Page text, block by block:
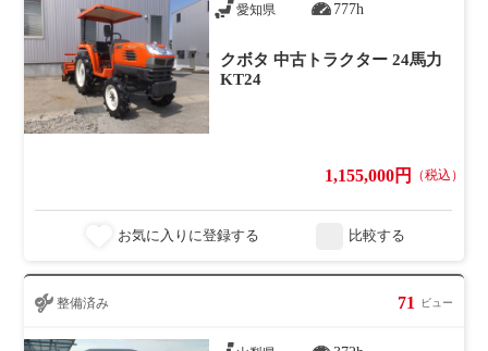
愛知県 777h
クボタ 中古トラクター 24馬力
KT24
1,155,000円 （税込）
お気に入りに登録する 比較する
整備済み 71 ビュー